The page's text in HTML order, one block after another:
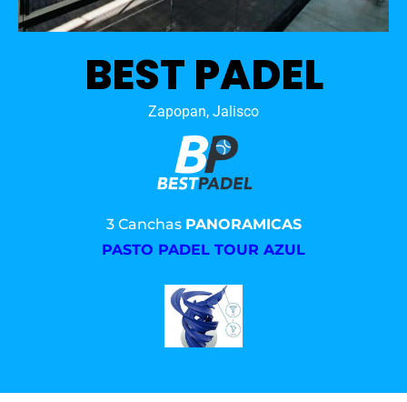
BEST PADEL
Zapopan, Jalisco
3 Canchas PANORAMICAS
PASTO PADEL TOUR AZUL